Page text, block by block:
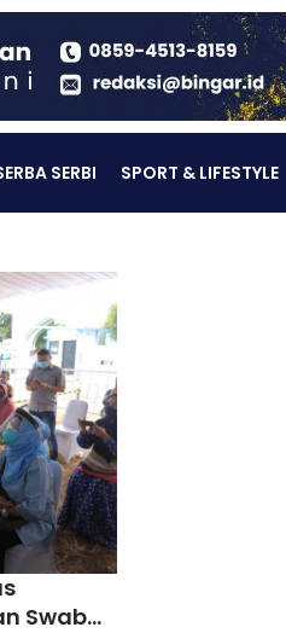
SERBI SPORT & LIFESTYLE
Swab